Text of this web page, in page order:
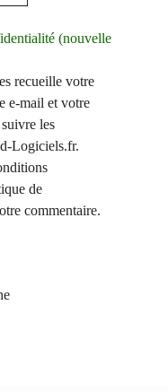
(nouvelle
recueille votre
e-mail et votre
les
Logiciels.fr.
de
commentaire.